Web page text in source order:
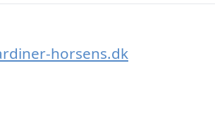
horsens.dk